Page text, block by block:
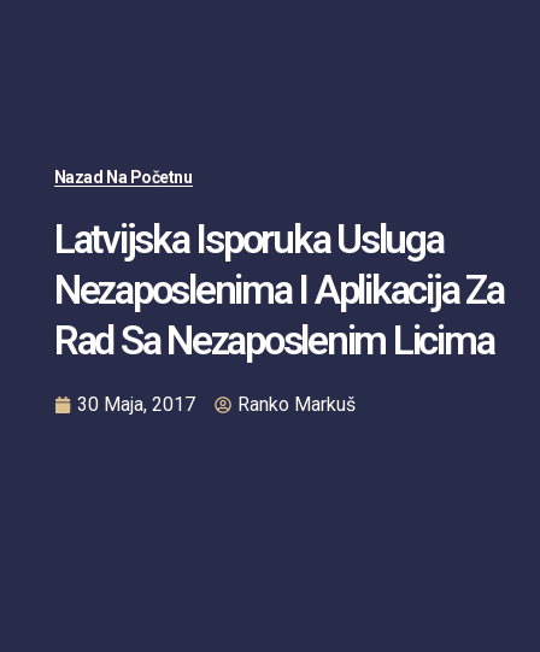
Nazad Na Početnu
Latvijska Isporuka Usluga
Nezaposlenima I Aplikacija Za
Rad Sa Nezaposlenim Licima
30 Maja, 2017 Ranko Markuš